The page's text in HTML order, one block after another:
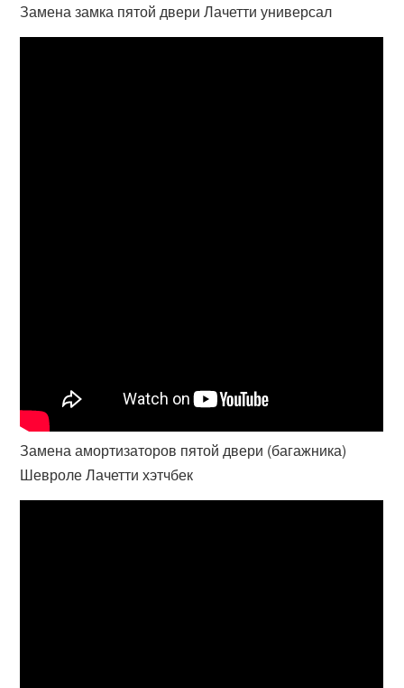
Замена замка пятой двери Лачетти универсал
Замена амортизаторов пятой двери (багажника)
Шевроле Лачетти хэтчбек